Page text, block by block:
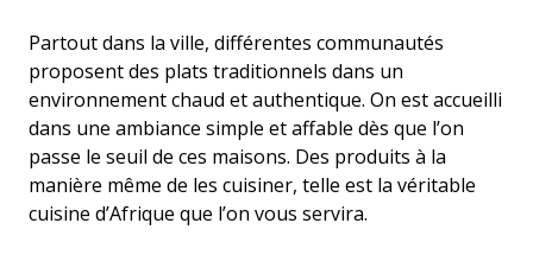
Partout dans la ville, différentes communautés
proposent des plats traditionnels dans un
environnement chaud et authentique. On est accueilli
dans une ambiance simple et affable dès que l’on
passe le seuil de ces maisons. Des produits à la
manière même de les cuisiner, telle est la véritable
cuisine d’Afrique que l’on vous servira.